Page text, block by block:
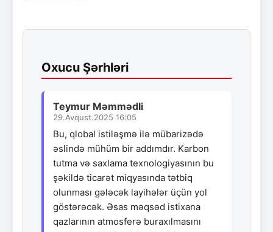
Oxucu Şərhləri
Teymur Məmmədli
29.Avqust.2025 16:05
Bu, qlobal istiləşmə ilə mübarizədə
əslində mühüm bir addımdır. Karbon
tutma və saxlama texnologiyasının bu
şəkildə ticarət miqyasında tətbiq
olunması gələcək layihələr üçün yol
göstərəcək. Əsas məqsəd istixana
qazlarının atmosferə buraxılmasını